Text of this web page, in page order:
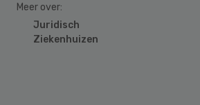
Meer over:
Juridisch
Ziekenhuizen